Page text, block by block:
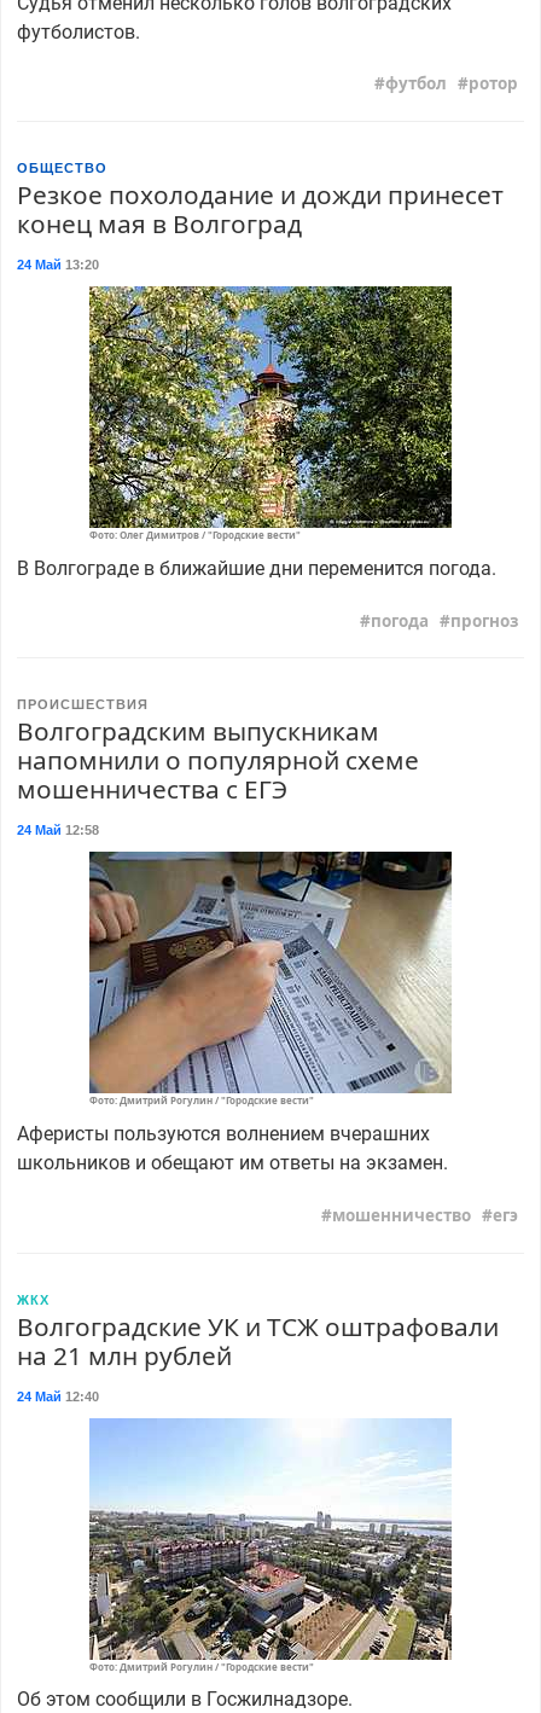
футболистов.
футбол ротор
ОБЩЕСТВО
Резкое похолодание и дожди принесет
конец мая в Волгоград
24 Май 13:20
Фото: Олег Димитров / "Городские вести"
В Волгограде в ближайшие дни переменится погода.
погода прогноз
ПРОИСШЕСТВИЯ
Волгоградским выпускникам
напомнили о популярной схеме
мошенничества с ЕГЭ
24 Май 12:58
Фото: Дмитрий Рогулин / "Городские вести"
Аферисты пользуются волнением вчерашних
школьников и обещают им ответы на экзамен.
мошенничество егэ
ЖКХ
Волгоградские УК и ТСЖ оштрафовали
на 21 млн рублей
24 Май 12:40
Фото: Дмитрий Рогулин / "Городские вести"
Об этом сообщили в Госжилнадзоре.